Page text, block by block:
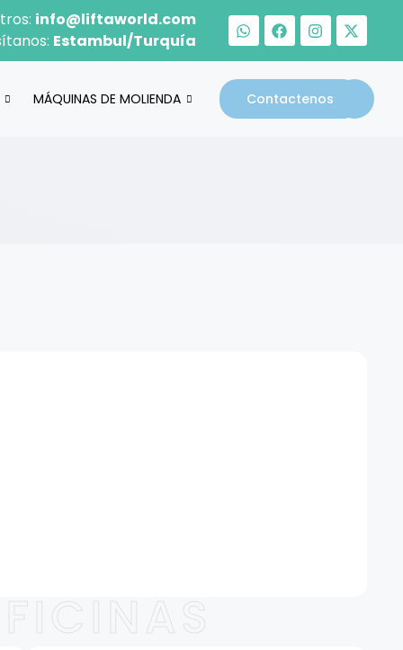
info@liftaworld.com
Estambul/Turquía
MÁQUINAS DE MOLIENDA
Contactenos